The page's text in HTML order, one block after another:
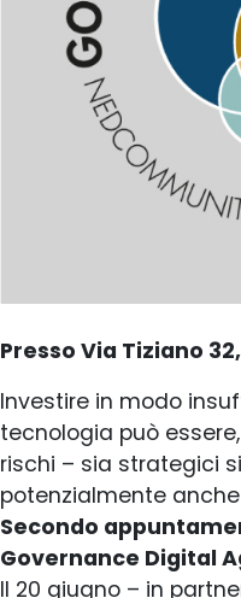
Presso Via Tiziano
Investire in modo
tecnologia può
rischi – sia strategici
potenzialmente
Secondo
Governance Digital
Il 20 giugno – in